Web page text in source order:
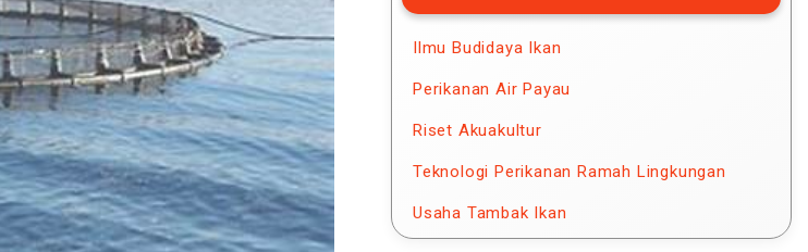
Ilmu Budidaya Ikan
Perikanan Air Payau
Riset Akuakultur
Teknologi Perikanan Ramah Lingkungan
Usaha Tambak Ikan